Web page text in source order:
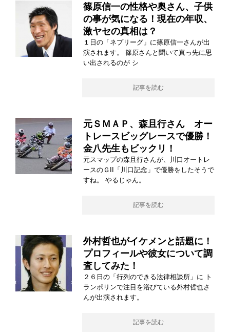
篠原信一の性格や奥さん、子供
の事が気になる！現在の年収、
激ヤセの真相は？
１日の「ネプリーグ」に篠原信一さんが出
演されます。 篠原さんと聞いて真っ先に思
い出されるのが シ
記事を読む
元ＳＭＡＰ、森且行さん オー
トレースビッグレースで優勝！
金八先生もビックリ！
元スマップの森且行さんが、川口オートレ
ースのＧII「川口記念」で優勝をしたそうで
すね。 やるじゃん。
記事を読む
外村哲也がイケメンと話題に！
プロフィールや彼女について調
査してみた！
２６日の「行列のできる法律相談所」に ト
ランポリンで注目を浴びている外村哲也さ
んが出演されます。
記事を読む